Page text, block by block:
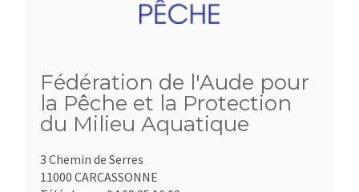
Fédération de l'Aude pour
la Pêche et la Protection
du Milieu Aquatique
3 Chemin de Serres
11000 CARCASSONNE